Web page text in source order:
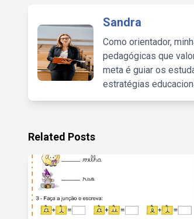
Sandra
Como orientador,
pedagógicas que
meta é guiar os
estratégias
Related Posts